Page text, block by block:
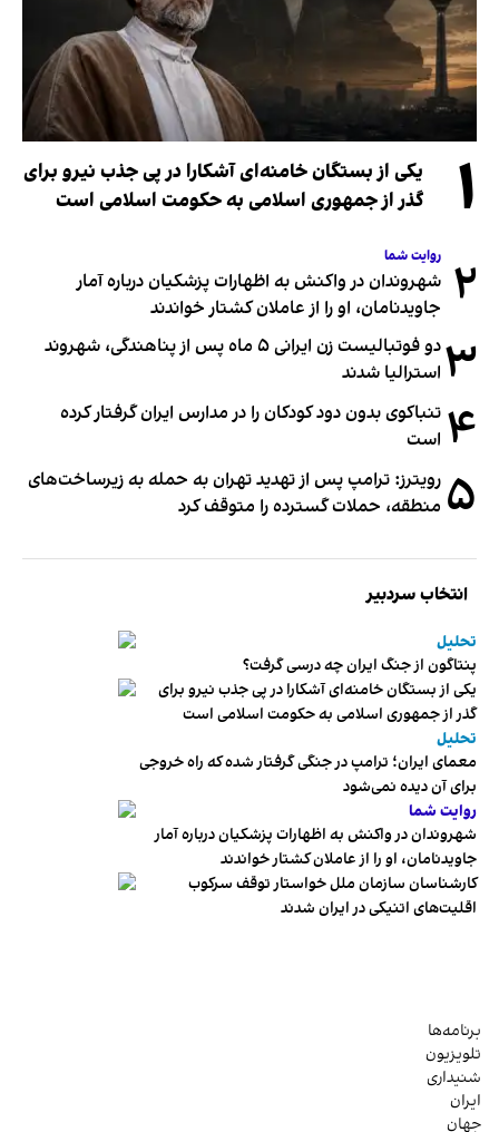
۱
یکی از بستگان خامنه‌ای آشکارا در پی جذب نیرو برای
گذر از جمهوری اسلامی به حکومت اسلامی است
۲ روایت شما
شهروندان در واکنش به اظهارات پزشکیان درباره آمار
جاویدنامان، او را از عاملان کشتار خواندند
۳
دو فوتبالیست زن ایرانی ۵ ماه پس از پناهندگی، شهروند
استرالیا شدند
۴ تنباکوی بدون دود کودکان را در مدارس ایران گرفتار کرده
است
۵ رویترز: ترامپ پس از تهدید تهران به حمله به زیرساخت‌های
منطقه، حملات گسترده را متوقف کرد
انتخاب سردبیر
تحلیل
پنتاگون از جنگ ایران چه درسی گرفت؟
یکی از بستگان خامنه‌ای آشکارا در پی جذب نیرو برای
گذر از جمهوری اسلامی به حکومت اسلامی است
تحلیل
معمای ایران؛ ترامپ در جنگی گرفتار شده که راه خروجی
برای آن دیده نمی‌شود
روایت شما
شهروندان در واکنش به اظهارات پزشکیان درباره آمار
جاویدنامان، او را از عاملان کشتار خواندند
کارشناسان سازمان ملل خواستار توقف سرکوب
اقلیت‌های اتنیکی در ایران شدند
برنامه‌ها
تلویزیون
شنیداری
ایران
جهان